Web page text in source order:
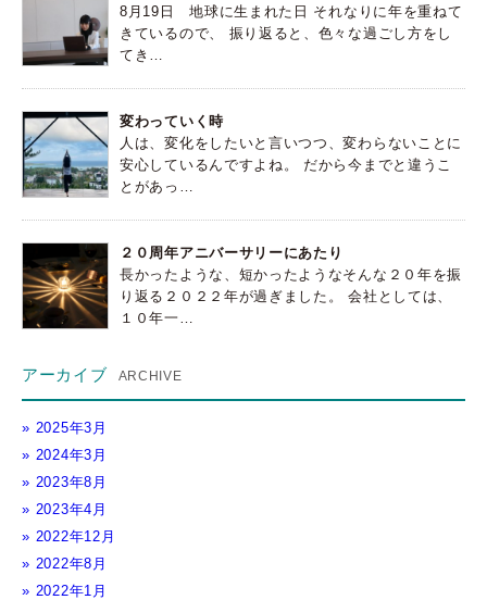
8月19日 地球に生まれた日 それなりに年を重ねて
きているので、 振り返ると、色々な過ごし方をし
てき…
変わっていく時
人は、変化をしたいと言いつつ、変わらないことに
安心しているんですよね。 だから今までと違うこ
とがあっ…
２０周年アニバーサリーにあたり
長かったような、短かったようなそんな２０年を振
り返る２０２２年が過ぎました。 会社としては、
１０年一…
アーカイブ
2025年3月
2024年3月
2023年8月
2023年4月
2022年12月
2022年8月
2022年1月